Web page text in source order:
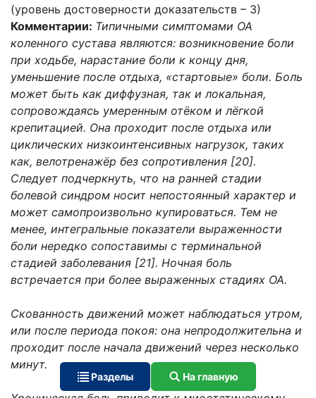
(уровень достоверности доказательств – 3)
Комментарии: Типичными симптомами ОА
коленного сустава являются: возникновение боли
при ходьбе, нарастание боли к концу дня,
уменьшение после отдыха, «стартовые» боли. Боль
может быть как диффузная, так и локальная,
сопровождаясь умеренным отёком и лёгкой
крепитацией. Она проходит после отдыха или
циклических низкоинтенсивных нагрузок, таких
как, велотренажёр без сопротивления [20].
Следует подчеркнуть, что на ранней стадии
болевой синдром носит непостоянный характер и
может самопроизвольно купироваться. Тем не
менее, интегральные показатели выраженности
боли нередко сопоставимы с терминальной
стадией заболевания [21]. Ночная боль
встречается при более выраженных стадиях ОА.
Скованность движений может наблюдаться утром,
или после периода покоя: она непродолжительна и
проходит после начала движений через несколько
минут.
Разделы На главную